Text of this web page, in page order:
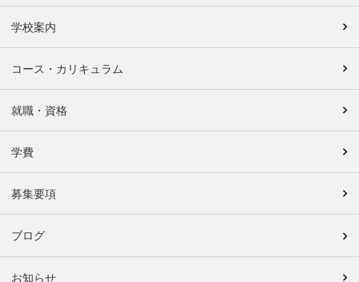
学校案内
コース・カリキュラム
就職・資格
学費
募集要項
ブログ
お知らせ